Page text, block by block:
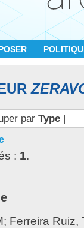
par Type|
: 1.
; Ferreira Ruiz,